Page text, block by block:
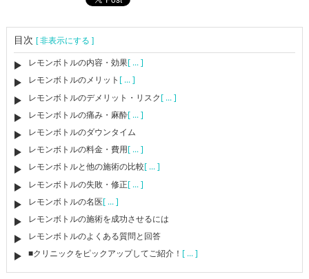
目次[ 非表示にする ]
レモンボトルの内容・効果[ ... ]
レモンボトルのメリット [ ... ]
レモンボトルのデメリット・リスク[ ... ]
レモンボトルの痛み・麻酔[ ... ]
レモンボトルのダウンタイム
レモンボトルの料金・費用[ ... ]
レモンボトルと他の施術の比較[ ... ]
レモンボトルの失敗・修正[ ... ]
レモンボトルの名医[ ... ]
レモンボトルの施術を成功させるには
レモンボトルのよくある質問と回答
■クリニックをピックアップしてご紹介！ [ ... ]